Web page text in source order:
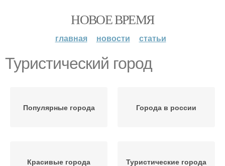
НОВОЕ ВРЕМЯ
главная новости статьи
Туристический город
Популярные города Города в россии
Красивые города Туристические города